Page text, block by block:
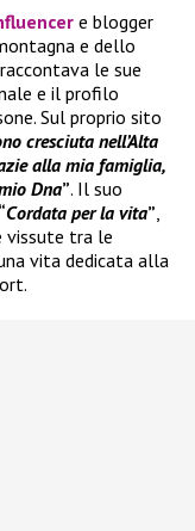
e blogger
e dello
le sue
e il profilo
Sul proprio sito
cresciuta nell’Alta
alla mia famiglia,
Dna”. Il suo
“Cordata per la vita”,
vissute tra le
vita dedicata alla